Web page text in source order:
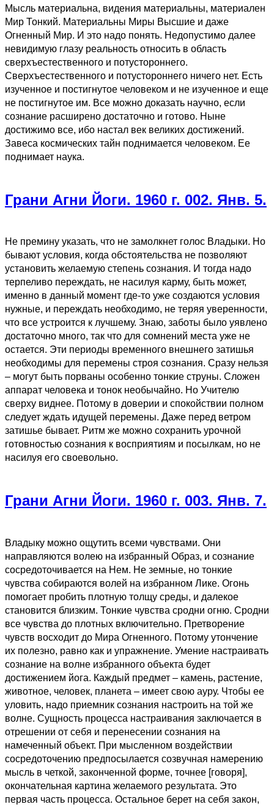
Мысль материальна, видения материальны, материален
Мир Тонкий. Материальны Миры Высшие и даже
Огненный Мир. И это надо понять. Недопустимо далее
невидимую глазу реальность относить в область
сверхъестественного и потустороннего.
Сверхъестественного и потустороннего ничего нет. Есть
изученное и постигнутое человеком и не изученное и еще
не постигнутое им. Все можно доказать научно, если
сознание расширено достаточно и готово. Ныне
достижимо все, ибо настал век великих достижений.
Завеса космических тайн поднимается человеком. Ее
поднимает наука.
Грани Агни Йоги. 1960 г. 002. Янв. 5.
Не премину указать, что не замолкнет голос Владыки. Но
бывают условия, когда обстоятельства не позволяют
установить желаемую степень сознания. И тогда надо
терпеливо переждать, не насилуя карму, быть может,
именно в данный момент где-то уже создаются условия
нужные, и переждать необходимо, не теряя уверенности,
что все устроится к лучшему. Знаю, заботы было уявлено
достаточно много, так что для сомнений места уже не
остается. Эти периоды временного внешнего затишья
необходимы для перемены строя сознания. Сразу нельзя
– могут быть порваны особенно тонкие струны. Сложен
аппарат человека и тонок необычайно. Но Учителю
сверху виднее. Потому в доверии и спокойствии полном
следует ждать идущей перемены. Даже перед ветром
затишье бывает. Ритм же можно сохранить урочной
готовностью сознания к восприятиям и посылкам, но не
насилуя его своевольно.
Грани Агни Йоги. 1960 г. 003. Янв. 7.
Владыку можно ощутить всеми чувствами. Они
направляются волею на избранный Образ, и сознание
сосредоточивается на Нем. Не земные, но тонкие
чувства собираются волей на избранном Лике. Огонь
помогает пробить плотную толщу среды, и далекое
становится близким. Тонкие чувства сродни огню. Сродни
все чувства до плотных включительно. Претворение
чувств восходит до Мира Огненного. Потому утончение
их полезно, равно как и упражнение. Умение настраивать
сознание на волне избранного объекта будет
достижением йога. Каждый предмет – камень, растение,
животное, человек, планета – имеет свою ауру. Чтобы ее
уловить, надо приемник сознания настроить на той же
волне. Сущность процесса настраивания заключается в
отрешении от себя и перенесении сознания на
намеченный объект. При мысленном воздействии
сосредоточению предпосылается созвучная намерению
мысль в четкой, законченной форме, точнее [говоря],
окончательная картина желаемого результата. Это
первая часть процесса. Остальное берет на себя закон,